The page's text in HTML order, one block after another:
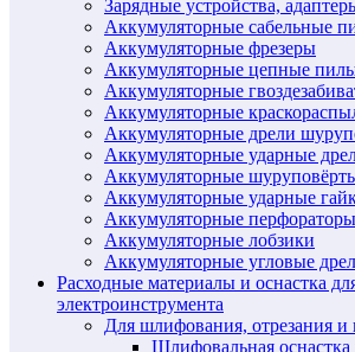
Зарядные устройства,
Аккумуляторные сабельные
Аккумуляторные фрезеры
Аккумуляторные цепные
Аккумуляторные
Аккумуляторные
Аккумуляторные дрели
Аккумуляторные ударные
Аккумуляторные
Аккумуляторные ударные
Аккумуляторные перфораторы
Аккумуляторные лобзики
Аккумуляторные угловые
Расходные материалы и оснастка
электроинструмента
Для шлифования, отрезания и
Шлифовальная